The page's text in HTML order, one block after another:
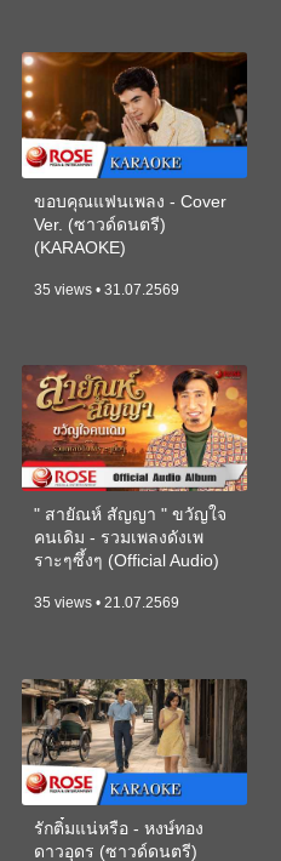
ขอบคุณแฟนเพลง - Cover
Ver. (ซาวด์ดนตรี)
(KARAOKE)
35 views • 31.07.2569
" สายัณห์ สัญญา " ขวัญใจ
คนเดิม - รวมเพลงดังเพ
ราะๆซึ้งๆ (Official Audio)
35 views • 21.07.2569
รักติ๋มแน่หรือ - หงษ์ทอง
ดาวอุดร (ซาวด์ดนตรี)